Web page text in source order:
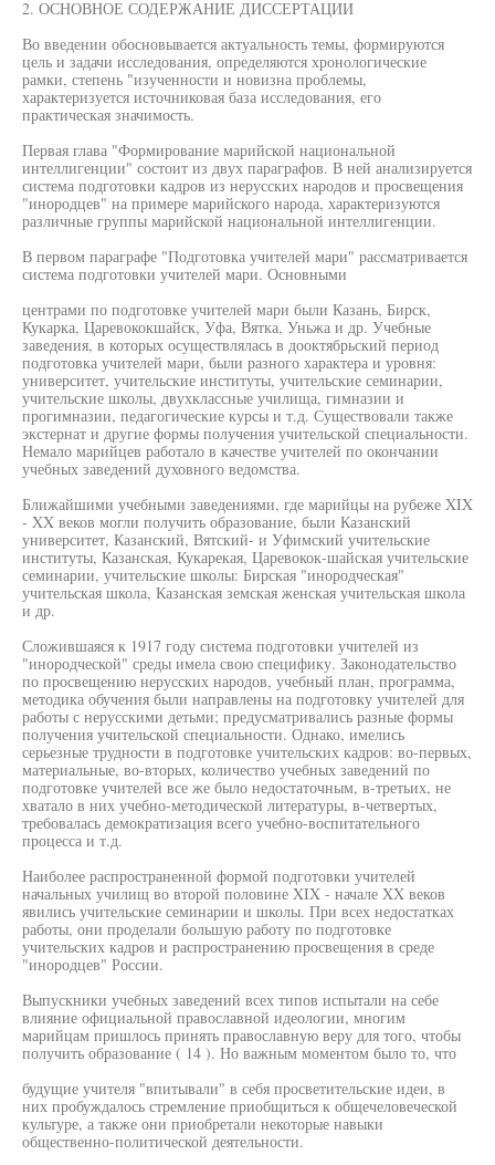
2. ОСНОВНОЕ СОДЕРЖАНИЕ ДИССЕРТАЦИИ
Во введении обосновывается актуальность темы, формируются
цель и задачи исследования, определяются хронологические
рамки, степень "изученности и новизна проблемы,
характеризуется источниковая база исследования, его
практическая значимость.
Первая глава "Формирование марийской национальной
интеллигенции" состоит из двух параграфов. В ней анализируется
система подготовки кадров из нерусских народов и просвещения
"инородцев" на примере марийского народа, характеризуются
различные группы марийской национальной интеллигенции.
В первом параграфе "Подготовка учителей мари" рассматривается
система подготовки учителей мари. Основными
центрами по подготовке учителей мари были Казань, Бирск,
Кукарка, Царевококшайск, Уфа, Вятка, Уньжа и др. Учебные
заведения, в которых осуществлялась в дооктябрьский период
подготовка учителей мари, были разного характера и уровня:
университет, учительские институты, учительские семинарии,
учительские школы, двухклассные училища, гимназии и
прогимназии, педагогические курсы и т.д. Существовали также
экстернат и другие формы получения учительской специальности.
Немало марийцев работало в качестве учителей по окончании
учебных заведений духовного ведомства.
Ближайшими учебными заведениями, где марийцы на рубеже XIX
- XX веков могли получить образование, были Казанский
университет, Казанский, Вятский- и Уфимский учительские
институты, Казанская, Кукарекая, Царевокок-шайская учительские
семинарии, учительские школы: Бирская "инородческая"
учительская школа, Казанская земская женская учительская школа
и др.
Сложившаяся к 1917 году система подготовки учителей из
"инородческой" среды имела свою специфику. Законодательство
по просвещению нерусских народов, учебный план, программа,
методика обучения были направлены на подготовку учителей для
работы с нерусскими детьми; предусматривались разные формы
получения учительской специальности. Однако, имелись
серьезные трудности в подготовке учительских кадров: во-первых,
материальные, во-вторых, количество учебных заведений по
подготовке учителей все же было недостаточным, в-третьих, не
хватало в них учебно-методической литературы, в-четвертых,
требовалась демократизация всего учебно-воспитательного
процесса и т.д.
Наиболее распространенной формой подготовки учителей
начальных училищ во второй половине XIX - начале XX веков
явились учительские семинарии и школы. При всех недостатках
работы, они проделали большую работу по подготовке
учительских кадров и распространению просвещения в среде
"инородцев" России.
Выпускники учебных заведений всех типов испытали на себе
влияние официальной православной идеологии, многим
марийцам пришлось принять православную веру для того, чтобы
получить образование ( 14 ). Но важным моментом было то, что
будущие учителя "впитывали" в себя просветительские идеи, в
них пробуждалось стремление приобщиться к общечеловеческой
культуре, а также они приобретали некоторые навыки
общественно-политической деятельности.